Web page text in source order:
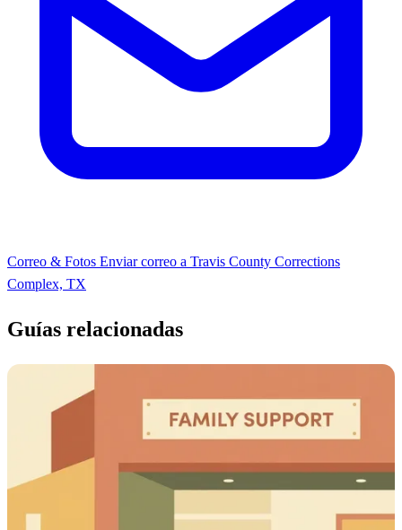
Correo & Fotos Enviar correo a Travis County Corrections
Complex, TX
Guías relacionadas